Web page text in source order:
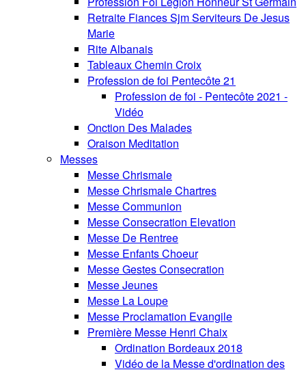
Retraite Fiances Sjm Serviteurs De Jesus
Marie
Rite Albanais
Tableaux Chemin Croix
Profession de foi Pentecôte 21
Profession de foi - Pentecôte 2021 -
Vidéo
Onction Des Malades
Oraison Meditation
Messes
Messe Chrismale
Messe Chrismale Chartres
Messe Communion
Messe Consecration Elevation
Messe De Rentree
Messe Enfants Choeur
Messe Gestes Consecration
Messe Jeunes
Messe La Loupe
Messe Proclamation Evangile
Première Messe Henri Chaix
Ordination Bordeaux 2018
Vidéo de la Messe d'ordination des